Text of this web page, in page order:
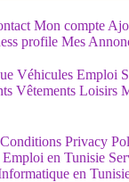
Mon compte
profile Mes
Véhicules Emploi
Vêtements Loisirs
Privacy
Emploi en Tunisie
en